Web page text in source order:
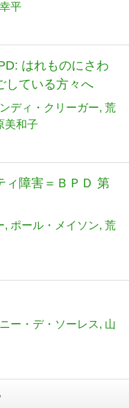
平
はれものにさわ
している方々へ
ディ・クリーガー 荒
美和子
ィ障害＝ＢＰＤ 第
ポール・メイソン 荒
ニー・デ・ソーレス
山